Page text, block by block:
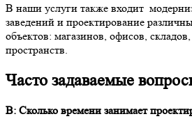
В наши услуги также входит
заведений и проектирование
объектов: магазинов, офисов,
пространств.
Часто задаваемые
В: Сколько времени занимает